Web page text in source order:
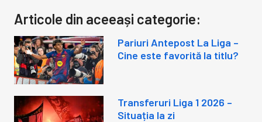
Articole din aceeași categorie:
Pariuri Antepost La Liga –
Cine este favorită la titlu?
Transferuri Liga 1 2026 –
Situația la zi